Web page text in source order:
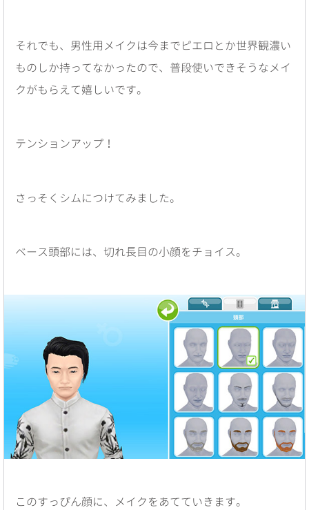
それでも、男性用メイクは今までピエロとか世界観濃い
ものしか持ってなかったので、普段使いできそうなメイ
クがもらえて嬉しいです。
テンションアップ！
さっそくシムにつけてみました。
ベース頭部には、切れ長目の小顔をチョイス。
このすっぴん顔に、メイクをあてていきます。